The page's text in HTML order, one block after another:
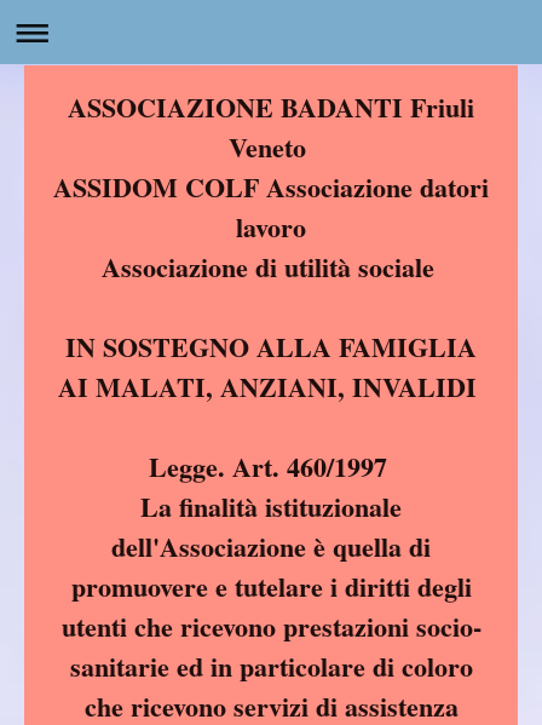
ASSOCIAZIONE BADANTI Friuli
Veneto
ASSIDOM COLF Associazione datori
lavoro
Associazione di utilità sociale
IN SOSTEGNO ALLA FAMIGLIA
AI MALATI, ANZIANI, INVALIDI
Legge. Art. 460/1997
La finalità istituzionale
dell'Associazione è quella di
promuovere e tutelare i diritti degli
utenti che ricevono prestazioni socio-
sanitarie ed in particolare di coloro
che ricevono servizi di assistenza